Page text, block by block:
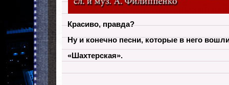
Красиво, правда?
Ну и конечно песни, которые в него
«Шахтерская».